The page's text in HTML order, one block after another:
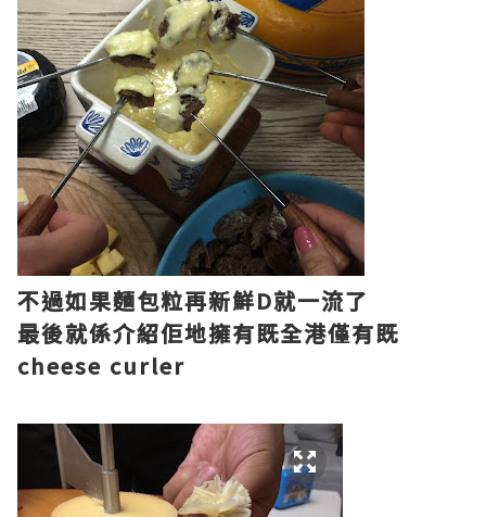
不過如果麵包粒再新鮮D就一流了
最後就係介紹佢地擁有既全港僅有既
cheese curler